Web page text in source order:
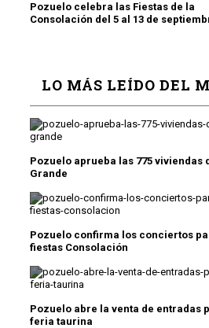
Pozuelo celebra las Fiestas de la
Consolación del 5 al 13 de
LO MÁS LEÍDO DEL
Pozuelo aprueba las 775 viviendas
Grande
Pozuelo confirma los conciertos
fiestas Consolación
Pozuelo abre la venta de entradas
feria taurina